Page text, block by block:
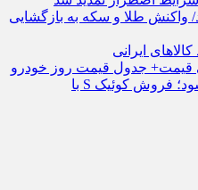
واکنش طلا و سکه به بازگشایی
ایرانی
قیمت+ جدول قیمت روز خودرو
ثبت‌نام جدید سایپا آغاز می‌شود؛ فروش کوئیک S با